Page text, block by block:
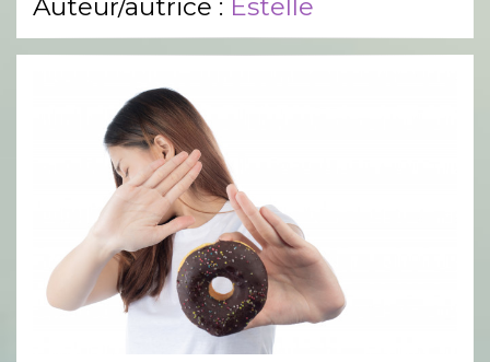
Auteur/autrice : Estelle